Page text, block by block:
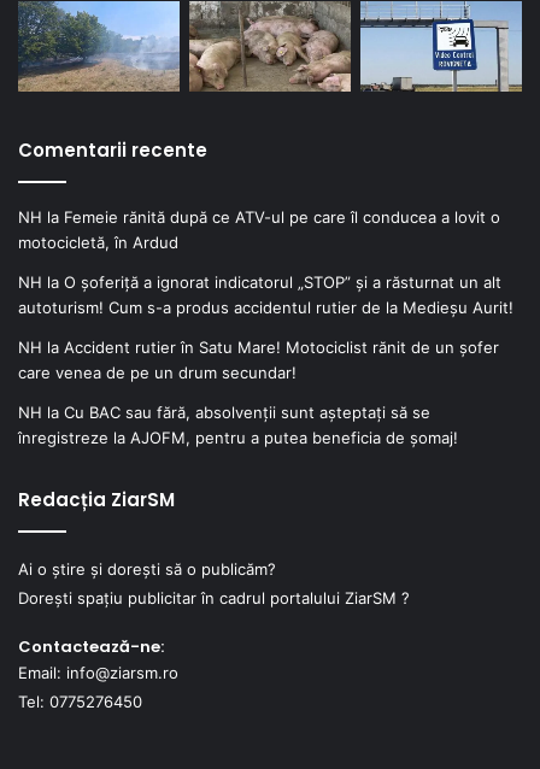
Comentarii recente
NH la Femeie rănită după ce ATV-ul pe care îl conducea a lovit o
motocicletă, în Ardud
NH la O șoferiță a ignorat indicatorul „STOP” și a răsturnat un alt
autoturism! Cum s-a produs accidentul rutier de la Medieșu Aurit!
NH la Accident rutier în Satu Mare! Motociclist rănit de un șofer
care venea de pe un drum secundar!
NH la Cu BAC sau fără, absolvenții sunt așteptați să se
înregistreze la AJOFM, pentru a putea beneficia de șomaj!
Redacția ZiarSM
Ai o știre și dorești să o publicăm?
Dorești spațiu publicitar în cadrul portalului ZiarSM ?
Contactează-ne:
Email: info@ziarsm.ro
Tel: 0775276450